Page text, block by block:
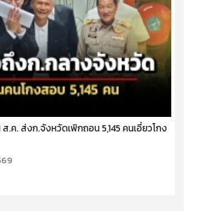
ส.ค. ส่งก.จังหวัดเพิกถอน 5,145 คนเอี่ยวโกง